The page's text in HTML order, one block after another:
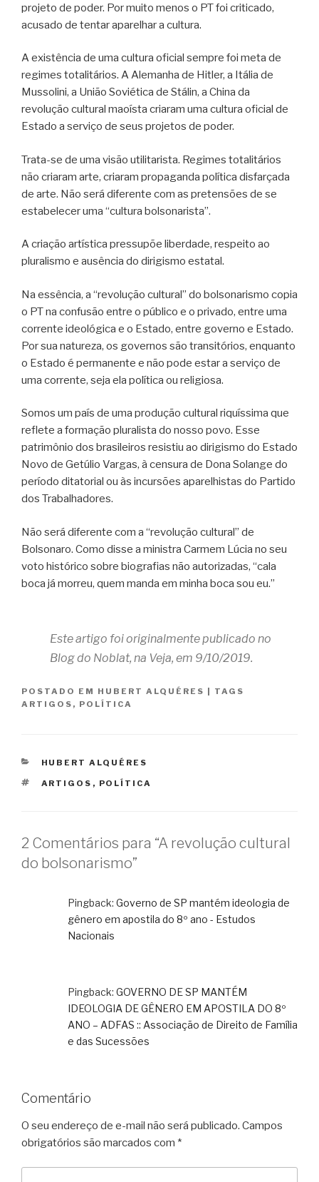
projeto de poder. Por muito menos o PT foi criticado,
acusado de tentar aparelhar a cultura.
A existência de uma cultura oficial sempre foi meta de
regimes totalitários. A Alemanha de Hitler, a Itália de
Mussolini, a União Soviética de Stálin, a China da
revolução cultural maoísta criaram uma cultura oficial de
Estado a serviço de seus projetos de poder.
Trata-se de uma visão utilitarista. Regimes totalitários
não criaram arte, criaram propaganda política disfarçada
de arte. Não será diferente com as pretensões de se
estabelecer uma “cultura bolsonarista”.
A criação artística pressupõe liberdade, respeito ao
pluralismo e ausência do dirigismo estatal.
Na essência, a “revolução cultural” do bolsonarismo copia
o PT na confusão entre o público e o privado, entre uma
corrente ideológica e o Estado, entre governo e Estado.
Por sua natureza, os governos são transitórios, enquanto
o Estado é permanente e não pode estar a serviço de
uma corrente, seja ela política ou religiosa.
Somos um país de uma produção cultural riquíssima que
reflete a formação pluralista do nosso povo. Esse
patrimônio dos brasileiros resistiu ao dirigismo do Estado
Novo de Getúlio Vargas, à censura de Dona Solange do
período ditatorial ou às incursões aparelhistas do Partido
dos Trabalhadores.
Não será diferente com a “revolução cultural” de
Bolsonaro. Como disse a ministra Carmem Lúcia no seu
voto histórico sobre biografias não autorizadas, “cala
boca já morreu, quem manda em minha boca sou eu.”
Este artigo foi originalmente publicado no
Blog do Noblat, na Veja, em 9/10/2019.
POSTADO EM HUBERT ALQUÉRES
TAGS
ARTIGOS , POLÍTICA
CATEGORIAS
HUBERT ALQUÉRES
TAGS
ARTIGOS , POLÍTICA
2 Comentários para “A revolução cultural
do bolsonarismo”
Pingback: Governo de SP mantém ideologia de
gênero em apostila do 8º ano - Estudos
Nacionais
Pingback: GOVERNO DE SP MANTÉM
IDEOLOGIA DE GÊNERO EM APOSTILA DO 8º
ANO – ADFAS :: Associação de Direito de Família
e das Sucessões
Comentário
O seu endereço de e-mail não será publicado. Campos
obrigatórios são marcados com *